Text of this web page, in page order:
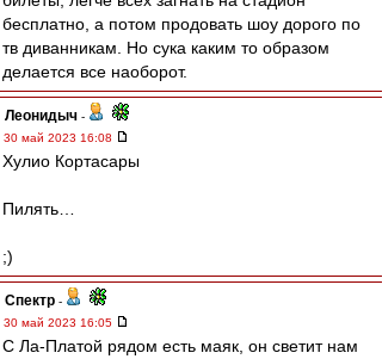
бесплатно, а потом продовать шоу дорого по
тв диванникам. Но сука каким то образом
делается все наоборот.
Леонидыч -
30 май 2023 16:08
Хулио Кортасары
Пилять…
;)
Спектр -
30 май 2023 16:05
C Ла-Платой рядом есть маяк, он светит нам